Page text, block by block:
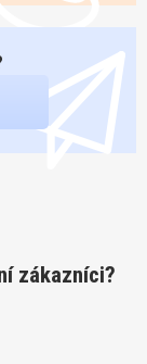
zákazníci?